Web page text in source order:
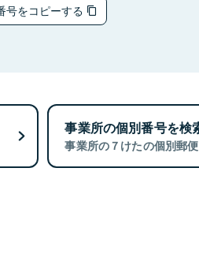
号をコピーする
事業所の個別番号を検
事業所の７けたの個別郵